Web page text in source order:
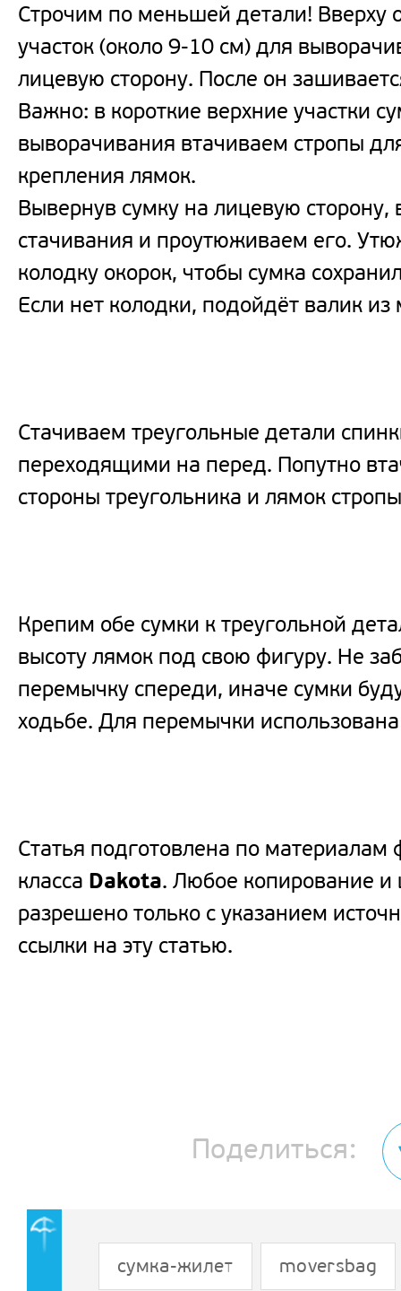
Строчим по меньшей детали! Вверху
участок (около 9-10 см) для
лицевую сторону. После он
Важно: в короткие верхние участки
выворачивания втачиваем стропы
крепления лямок.
Вывернув сумку на лицевую
стачивания и проутюживаем его.
колодку окорок, чтобы сумка
Если нет колодки, подойдёт валик из
Стачиваем треугольные детали
переходящими на перед. Попутно
стороны треугольника и лямок
Крепим обе сумки к треугольной
высоту лямок под свою фигуру. Не
перемычку спереди, иначе сумки
ходьбе. Для перемычки
Статья подготовлена по материалам
класса Dakota. Любое копирование и
разрешено только с указанием
ссылки на эту статью.
Поделиться:
сумка-жилет moversbag